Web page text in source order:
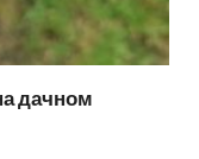
дачном